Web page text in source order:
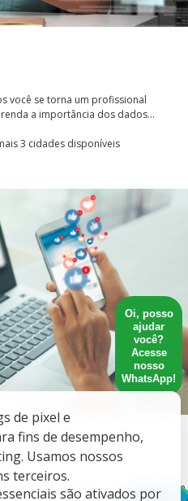
Oi, posso
ajudar
você?
Acesse
nosso
WhatsApp!
de pixel e
fins de desempenho,
Usamos nossos
terceiros.
são ativados por
você se torna um profissional
a importância dos dados...
3 cidades disponíveis
curtidas em resultados com